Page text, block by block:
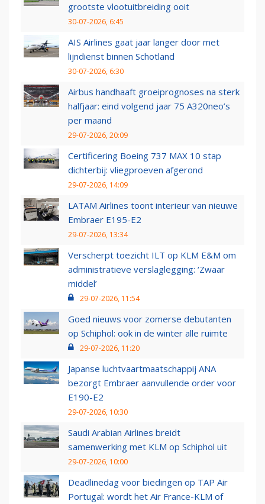
grootste vlootuitbreiding ooit
30-07-2026, 6:45
AIS Airlines gaat jaar langer door met
lijndienst binnen Schotland
30-07-2026, 6:30
Airbus handhaaft groeiprognoses na sterk
halfjaar: eind volgend jaar 75 A320neo’s
per maand
29-07-2026, 20:09
Certificering Boeing 737 MAX 10 stap
dichterbij: vliegproeven afgerond
29-07-2026, 14:09
LATAM Airlines toont interieur van nieuwe
Embraer E195-E2
29-07-2026, 13:34
Verscherpt toezicht ILT op KLM E&M om
administratieve verslaglegging: ‘Zwaar
middel’
29-07-2026, 11:54
Goed nieuws voor zomerse debutanten
op Schiphol: ook in de winter alle ruimte
29-07-2026, 11:20
Japanse luchtvaartmaatschappij ANA
bezorgt Embraer aanvullende order voor
E190-E2
29-07-2026, 10:30
Saudi Arabian Airlines breidt
samenwerking met KLM op Schiphol uit
29-07-2026, 10:00
Deadlinedag voor biedingen op TAP Air
Portugal: wordt het Air France-KLM of